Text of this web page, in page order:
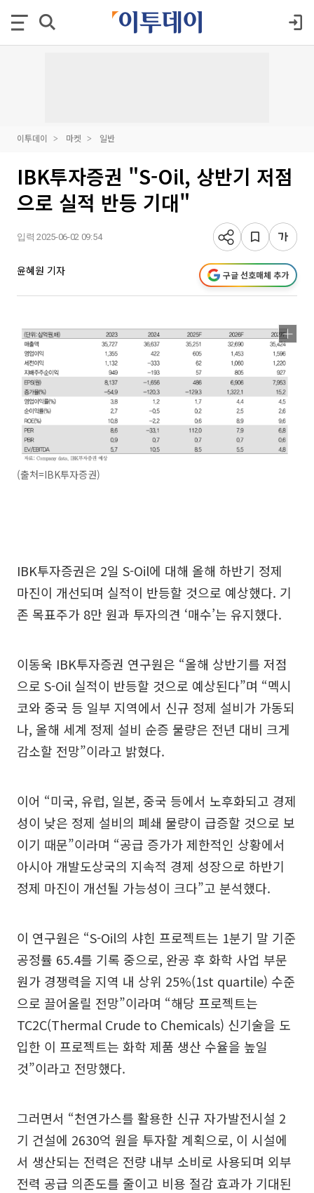
이투데이 마켓 일반
IBK투자증권 "S-Oil, 상반기 저점
으로 실적 반등 기대"
입력 2025-06-02 09:54
윤혜원 기자 구글 선호매체 추가
(출처=IBK투자증권)
IBK투자증권은 2일 S-Oil에 대해 올해 하반기 정제
마진이 개선되며 실적이 반등할 것으로 예상했다. 기
존 목표주가 8만 원과 투자의견 ‘매수’는 유지했다.
이동욱 IBK투자증권 연구원은 “올해 상반기를 저점
으로 S-Oil 실적이 반등할 것으로 예상된다”며 “멕시
코와 중국 등 일부 지역에서 신규 정제 설비가 가동되
나, 올해 세계 정제 설비 순증 물량은 전년 대비 크게
감소할 전망”이라고 밝혔다.
이어 “미국, 유럽, 일본, 중국 등에서 노후화되고 경제
성이 낮은 정제 설비의 폐쇄 물량이 급증할 것으로 보
이기 때문”이라며 “공급 증가가 제한적인 상황에서
아시아 개발도상국의 지속적 경제 성장으로 하반기
정제 마진이 개선될 가능성이 크다”고 분석했다.
이 연구원은 “S-Oil의 샤힌 프로젝트는 1분기 말 기준
공정률 65.4를 기록 중으로, 완공 후 화학 사업 부문
원가 경쟁력을 지역 내 상위 25%(1st quartile) 수준
으로 끌어올릴 전망”이라며 “해당 프로젝트는
TC2C(Thermal Crude to Chemicals) 신기술을 도
입한 이 프로젝트는 화학 제품 생산 수율을 높일
것”이라고 전망했다.
그러면서 “천연가스를 활용한 신규 자가발전시설 2
기 건설에 2630억 원을 투자할 계획으로, 이 시설에
서 생산되는 전력은 전량 내부 소비로 사용되며 외부
전력 공급 의존도를 줄이고 비용 절감 효과가 기대된